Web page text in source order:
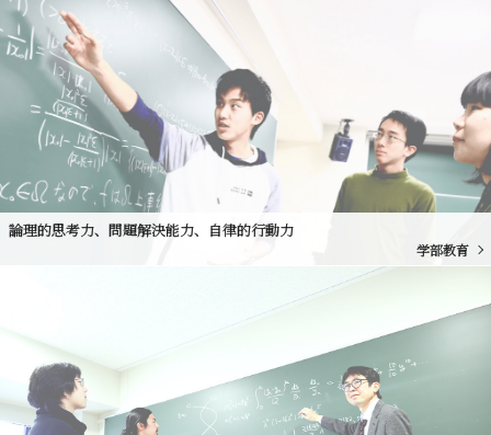
論理的思考力、問題解決能力、自律的行動力
学部教育